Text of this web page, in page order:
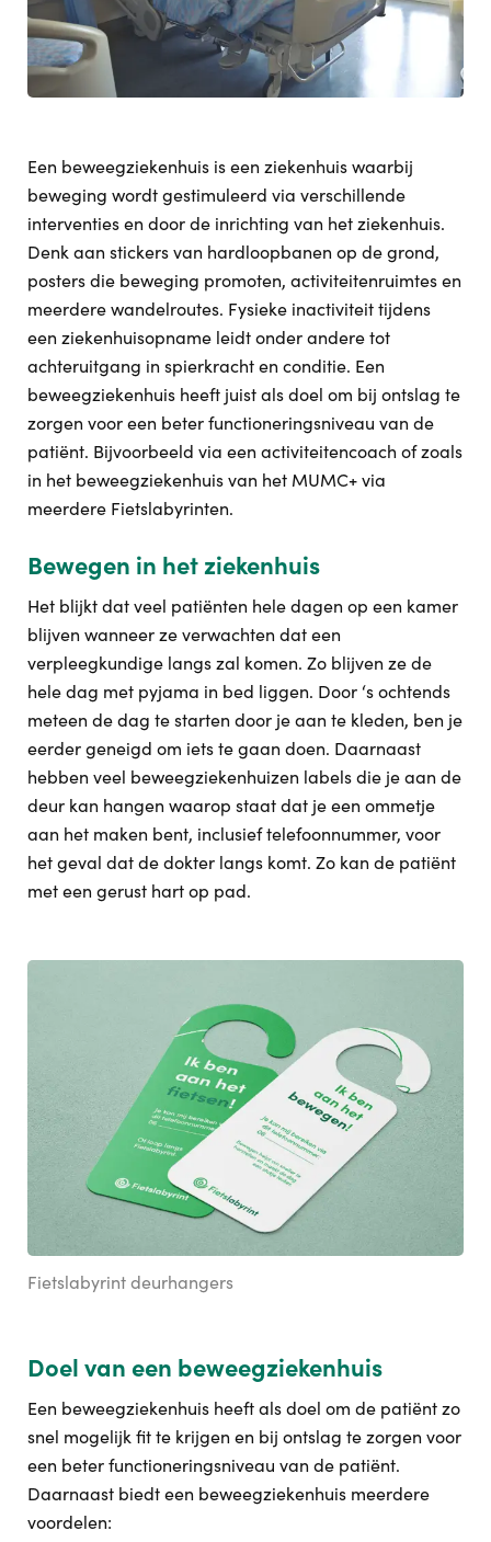
Een beweegziekenhuis is een ziekenhuis waarbij
beweging wordt gestimuleerd via verschillende
interventies en door de inrichting van het ziekenhuis.
Denk aan stickers van hardloopbanen op de grond,
posters die beweging promoten, activiteitenruimtes en
meerdere wandelroutes. Fysieke inactiviteit tijdens
een ziekenhuisopname leidt onder andere tot
achteruitgang in spierkracht en conditie. Een
beweegziekenhuis heeft juist als doel om bij ontslag te
zorgen voor een beter functioneringsniveau van de
patiënt. Bijvoorbeeld via een activiteitencoach of zoals
in het beweegziekenhuis van het MUMC+ via
meerdere Fietslabyrinten.
Bewegen in het ziekenhuis
Het blijkt dat veel patiënten hele dagen op een kamer
blijven wanneer ze verwachten dat een
verpleegkundige langs zal komen. Zo blijven ze de
hele dag met pyjama in bed liggen. Door ‘s ochtends
meteen de dag te starten door je aan te kleden, ben je
eerder geneigd om iets te gaan doen. Daarnaast
hebben veel beweegziekenhuizen labels die je aan de
deur kan hangen waarop staat dat je een ommetje
aan het maken bent, inclusief telefoonnummer, voor
het geval dat de dokter langs komt. Zo kan de patiënt
met een gerust hart op pad.
Fietslabyrint deurhangers
Doel van een beweegziekenhuis
Een beweegziekenhuis heeft als doel om de patiënt zo
snel mogelijk fit te krijgen en bij ontslag te zorgen voor
een beter functioneringsniveau van de patiënt.
Daarnaast biedt een beweegziekenhuis meerdere
voordelen: